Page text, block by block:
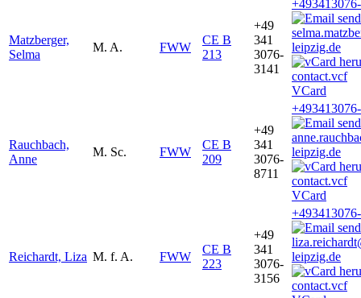
Matzberger,
Selma
M. A. FWW
CE B
213
+49
341
3076-
3141
leipzig.de
VCard
Rauchbach,
Anne
M. Sc. FWW
CE B
209
+49
341
3076-
8711
leipzig.de
VCard
Reichardt, Liza M. f. A. FWW
CE B
223
+49
341
3076-
3156
leipzig.de